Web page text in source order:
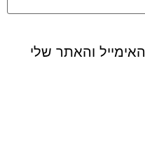
והאתר שלי